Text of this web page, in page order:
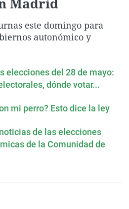
La rosa de los vientos
Gente viajera
Como el perro y el
Caso
Retornados
Equipo de
Extremadura
Galicia
La Rioja
País Vasco
Virales
Televisión
Elecciones
este domingo para
autonómico y
elecciones del 28 de mayo:
dónde votar...
mi perro? Esto dice la ley
de las elecciones
de la Comunidad de